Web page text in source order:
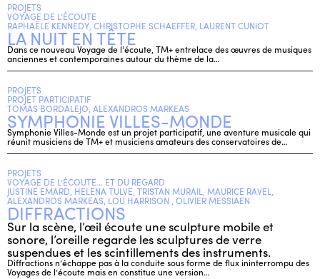
PROJETS
VOYAGE DE L'ÉCOUTE
RAPHAËLE KENNEDY, CHRISTOPHE SCHAEFFER, LAURENT CUNIOT
LA NUIT EN TÊTE
Dans ce nouveau Voyage de l'écoute, TM+ entrelace des œuvres de musiques
anciennes et contemporaines autour du thème de la…
PROJETS
PROJET PARTICIPATIF
TOMAS BORDALEJO, ALEXANDROS MARKEAS
SYMPHONIE VILLES-MONDE
Symphonie Villes-Monde est un projet participatif, une aventure musicale qui
réunit musiciens de TM+ et musiciens amateurs des conservatoires de…
PROJETS
VOYAGE DE L’ÉCOUTE... ET DU REGARD
JUSTINE EMARD, HELENA TULVE, TRISTAN MURAIL, MAURICE RAVEL,
ALEXANDROS MARKEAS, LOU HARRISON , OLIVIER MESSIAEN
DIFFRACTIONS
Sur la scène, l’œil écoute une sculpture mobile et
sonore, l’oreille regarde les sculptures de verre
suspendues et les scintillements des instruments.
Diffractions n’échappe pas à la conduite sous forme de flux ininterrompu des
Voyages de l’écoute mais en constitue une version…